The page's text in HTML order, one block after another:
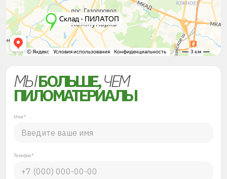
МЫБОЛЬШЕ,ЧЕМ
ПИЛОМАТЕРИАЛЫ
Имя*
Телефон*